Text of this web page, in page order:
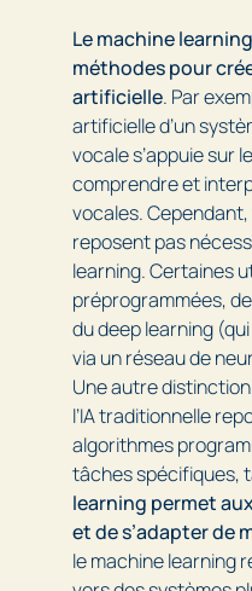
Le machine
méthodes pour
artificielle. Par
artificielle d’un
vocale s’appuie sur
comprendre et
vocales. Cependant,
reposent pas
learning. Certaines
préprogrammées,
du deep learning
via un réseau de
Une autre
l’IA traditionnelle
algorithmes
tâches spécifiques,
learning permet
et de s’adapter de
le machine learning